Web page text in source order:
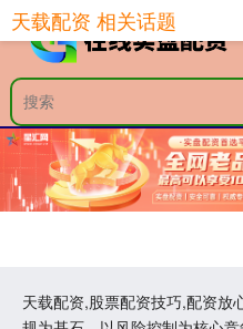
天载配资,股票配资技巧,配资放
天载配资 相关话题